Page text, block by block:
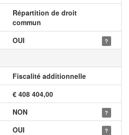
Répartition de droit
commun
OUI ?
Fiscalité additionnelle
€ 408 404,00
NON ?
OUI ?